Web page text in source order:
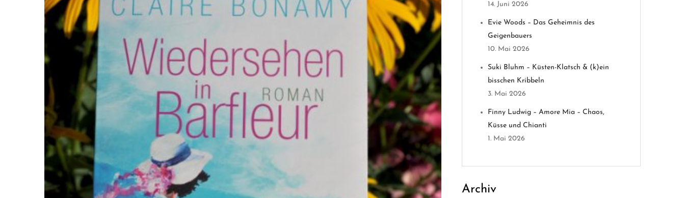
14. Juni 2026
Evie Woods – Das Geheimnis des
Geigenbauers
10. Mai 2026
Suki Bluhm – Küsten-Klatsch & (k)ein
bisschen Kribbeln
3. Mai 2026
Finny Ludwig – Amore Mia – Chaos,
Küsse und Chianti
1. Mai 2026
Archiv